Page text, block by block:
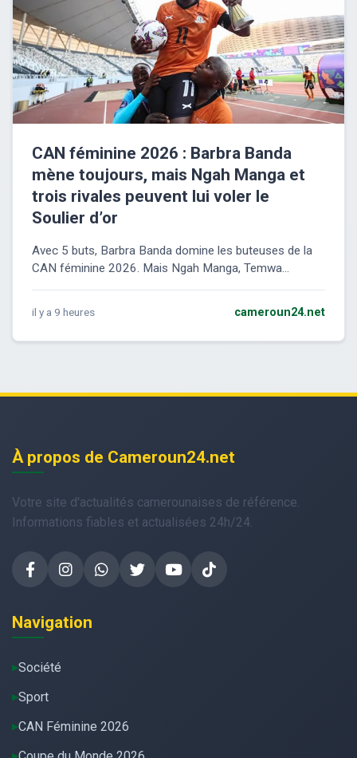
CAN féminine 2026 : Barbra Banda
mène toujours, mais Ngah Manga et
trois rivales peuvent lui voler le
Soulier d’or
Avec 5 buts, Barbra Banda domine les buteuses de la
CAN féminine 2026. Mais Ngah Manga, Temwa...
il y a 9 heures cameroun24.net
À propos de Cameroun24.net
Votre site d'actualités camerounaises de référence.
Informations fiables et actualisées 24h/24.
Navigation
Société
Sport
CAN Féminine 2026